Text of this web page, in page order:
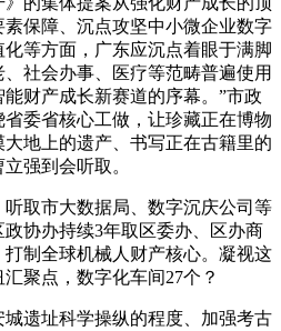
保障、沉点攻坚中小微企业数字
等方面，广东应沉点着眼于满脚
社会办事、医疗等范畴普遍使用
财产成长新赛道的序幕。”市政
委省核心工做，让珍藏正在博物
地上的遗产、书写正在古籍里的
强到会听取。
取市大数据局、数字沉庆公司等
协办持续3年取区委办、区办商
制全球机械人财产核心。凝视这
聚点，数字化车间27个？
遗址科学操纵的程度、加强考古